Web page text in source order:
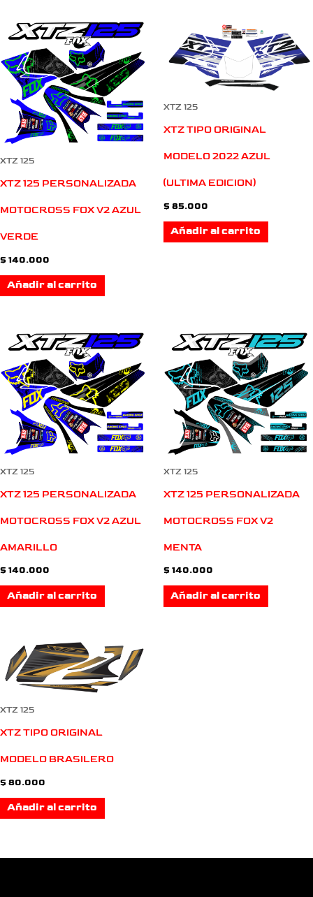
XTZ 125
XTZ 125 PERSONALIZADA
MOTOCROSS FOX V2 AZUL
VERDE
$ 140.000
Añadir al carrito
XTZ 125
XTZ TIPO ORIGINAL
MODELO 2022 AZUL
(ULTIMA EDICION)
$ 85.000
Añadir al carrito
XTZ 125
XTZ 125 PERSONALIZADA
MOTOCROSS FOX V2 AZUL
AMARILLO
$ 140.000
Añadir al carrito
XTZ 125
XTZ 125 PERSONALIZADA
MOTOCROSS FOX V2
MENTA
$ 140.000
Añadir al carrito
XTZ 125
XTZ TIPO ORIGINAL
MODELO BRASILERO
$ 80.000
Añadir al carrito